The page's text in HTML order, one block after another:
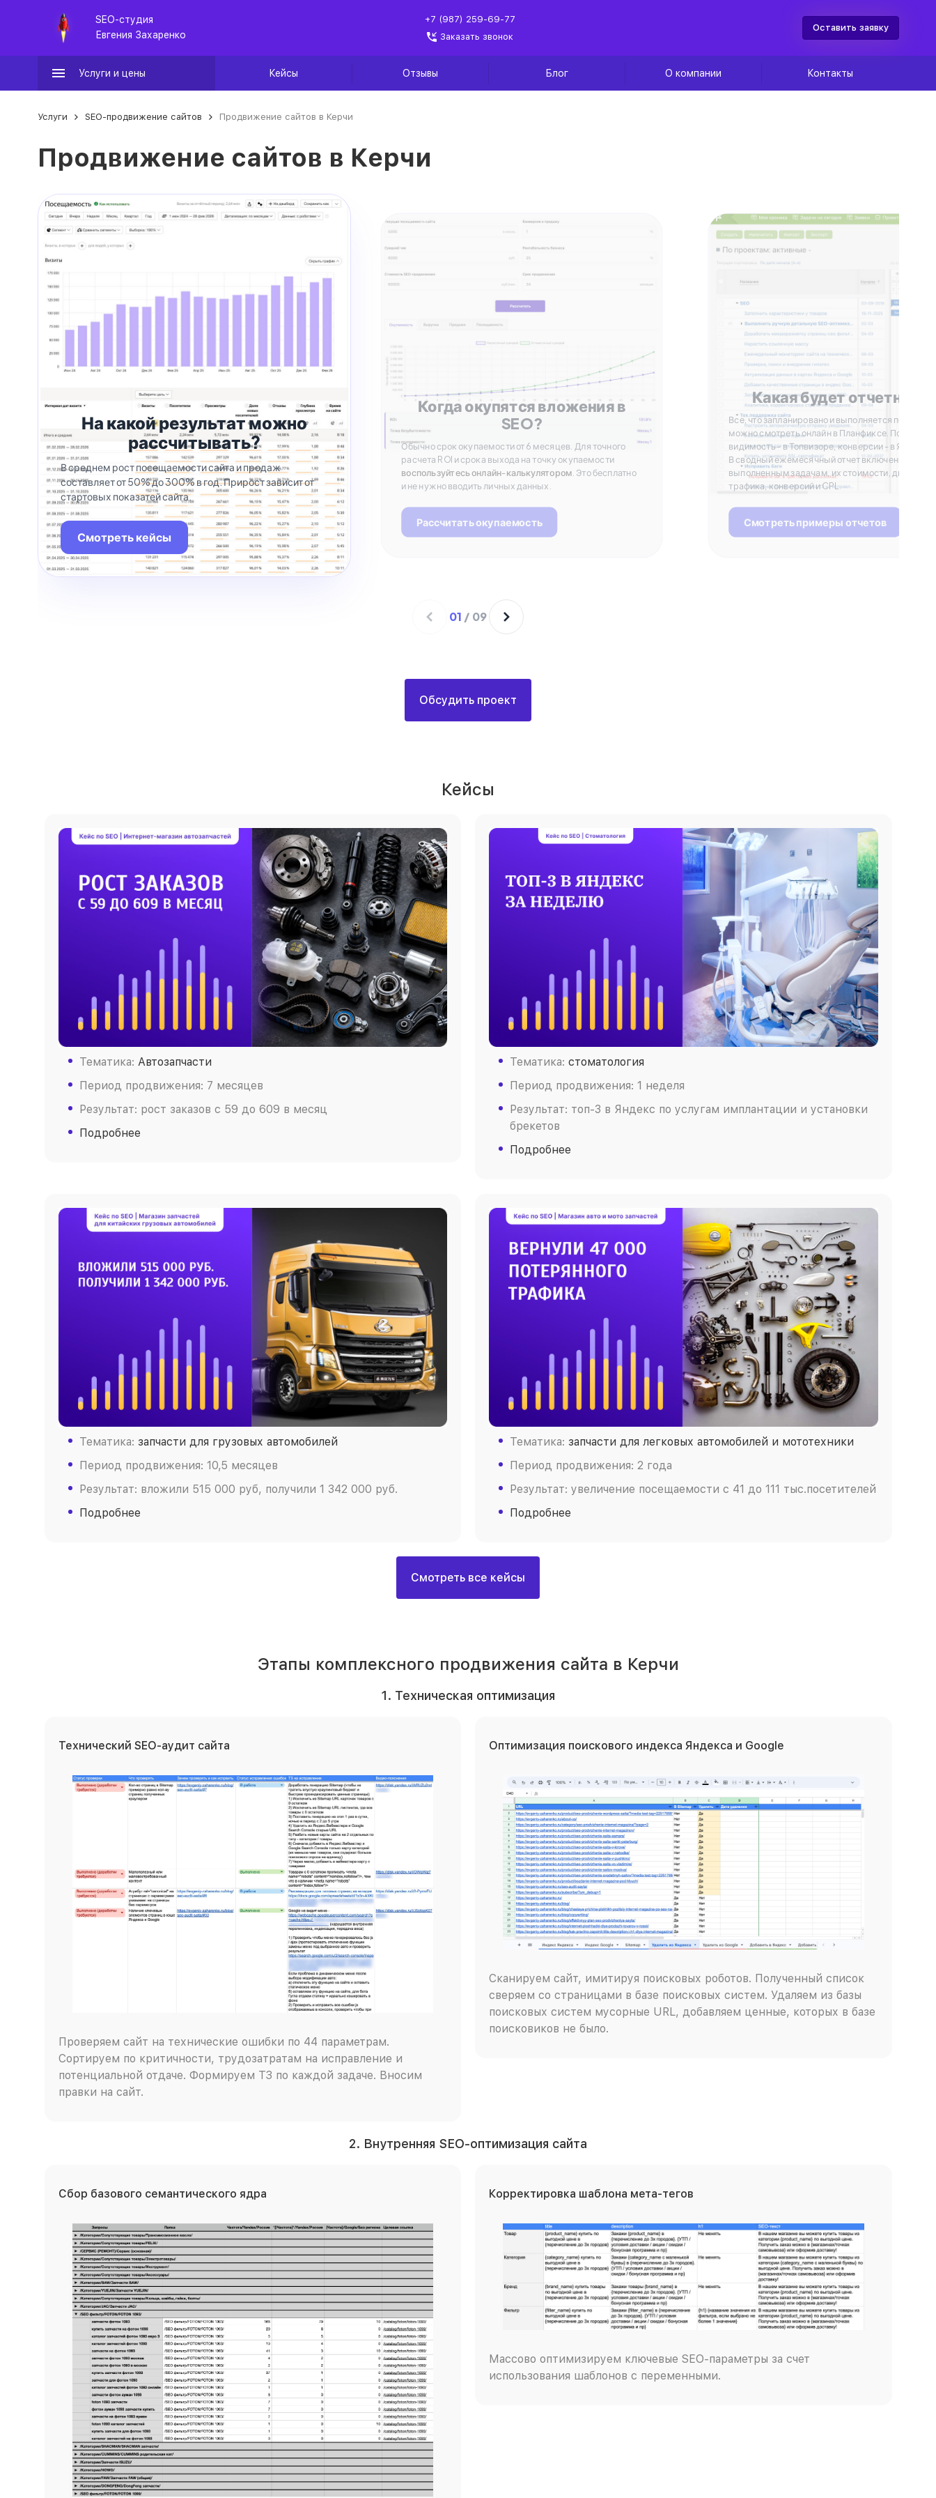
SEO-студия
Евгения Захаренко
+7 (987) 259-69-77
Заказать звонок
Оставить заявку
Услуги и цены Кейсы Отзывы Блог О компании Контакты
Услуги SEO-продвижение сайтов Продвижение сайтов в Керчи
Продвижение сайтов в Керчи
На какой результат можно
рассчитывать?
В среднем рост посещаемости сайта и продаж
составляет от 50% до 300% в год. Прирост зависит от
стартовых показатей сайта.
Смотреть кейсы
Когда окупятся вложения в
SEO?
Обычно срок окупаемости от 6 месяцев. Для точного
расчета ROI и срока выхода на точку окупаемости
воспользуйтесь онлайн-калькулятором . Это бесплатно
и не нужно вводить личных данных.
Рассчитать окупаемость
Какая будет
Все, что запланировано и выполняется по
можно смотреть онлайн в Планфиксе. Позиции и
видимость - в Топвизоре, конверсии - в Яндекс
В сводный ежемесячный отчет включены
выполненным задачам, их стоимости, динамике
трафика, конверсий и CPL
Смотреть примеры отчетов
01 / 09
Обсудить проект
Кейсы
Тематика: Автозапчасти
Период продвижения: 7 месяцев
Результат: рост заказов c 59 до 609 в месяц
Подробнее
Тематика: стоматология
Период продвижения: 1 неделя
Результат: топ-3 в Яндекс по услугам имплантации и установки
брекетов
Подробнее
Тематика: запчасти для грузовых автомобилей
Период продвижения: 10,5 месяцев
Результат: вложили 515 000 руб, получили 1 342 000 руб.
Подробнее
Тематика: запчасти для легковых автомобилей и мототехники
Период продвижения: 2 года
Результат: увеличение посещаемости с 41 до 111 тыс.посетителей
Подробнее
Смотреть все кейсы
Этапы комплексного продвижения сайта в Керчи
1. Техническая оптимизация
Технический SEO-аудит сайта
Проверяем сайт на технические ошибки по 44 параметрам.
Сортируем по критичности, трудозатратам на исправление и
потенциальной отдаче. Формируем ТЗ по каждой задаче. Вносим
правки на сайт.
Оптимизация поискового индекса Яндекса и Google
Сканируем сайт, имитируя поисковых роботов. Полученный список
сверяем со страницами в базе поисковых систем. Удаляем из базы
поисковых систем мусорные URL, добавляем ценные, которых в базе
поисковиков не было.
2. Внутренняя SEO-оптимизация сайта
Сбор базового семантического ядра Корректировка шаблона мета-тегов
Массово оптимизируем ключевые SEO-параметры за счет
использования шаблонов с переменными.